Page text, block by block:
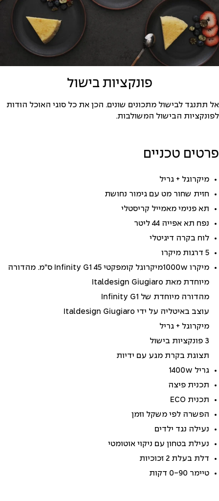
פונקציות בישול
אל תתנגד לבישול מתכונים שונים. הכן את כל סוגי האוכל הודות
לפונקציות הבישול המשולבות.
פרטים טכניים
מיקרוגל + גריל
חזית שחור מט עם גימור נחושת
תא פנימי מאמייל קריסטלי
נפח תא אפייה 44 ליטר
לוח בקרה דיגיטלי
5 דרגות מיקרו
מיקרו 1000wמיקרוגל קומפקטי Infinity G1 45 ס"מ. מהדורה
מיוחדת מאת Italdesign Giugiaro
מהדורה מיוחדת של Infinity G1
עוצב באיטליה על ידי Italdesign Giugiaro
מיקרוגל + גריל
3 פונקציות בישול
תצוגת בקרת מגע עם ידיות
גריל 1400w
תכנית פיצה
תכנית ECO
הפשרה לפי משקל וזמן
נעילה נגד ילדים
נעילת בטחון עם ניקוי אוטומטי
דלת בעלת 2 זכוכיות
טיימר 0-90 דקות